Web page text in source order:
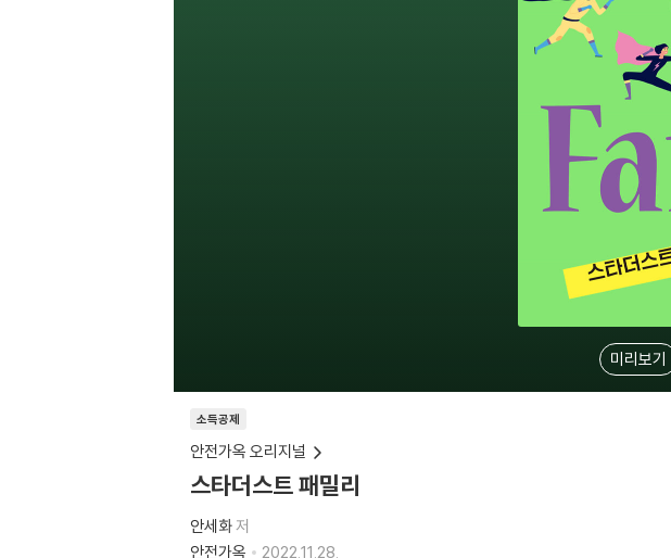
미리보기
소득공제
안전가옥 오리지널
스타더스트 패밀리
안세화저
안전가옥
2022.11.28.